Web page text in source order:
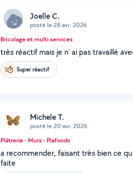
Joelle C.
posté le 28 avr. 2026
Bricolage et multi services
très réactif mais je n' ai pas travaillé
Super réactif
Michele T.
posté le 20 avr. 2026
Plâtrerie - Murs - Plafonds
a recommender, faisant très bien ce
faite